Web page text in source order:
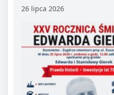
26 lipca 2026